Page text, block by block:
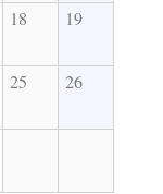
18 19
25 26